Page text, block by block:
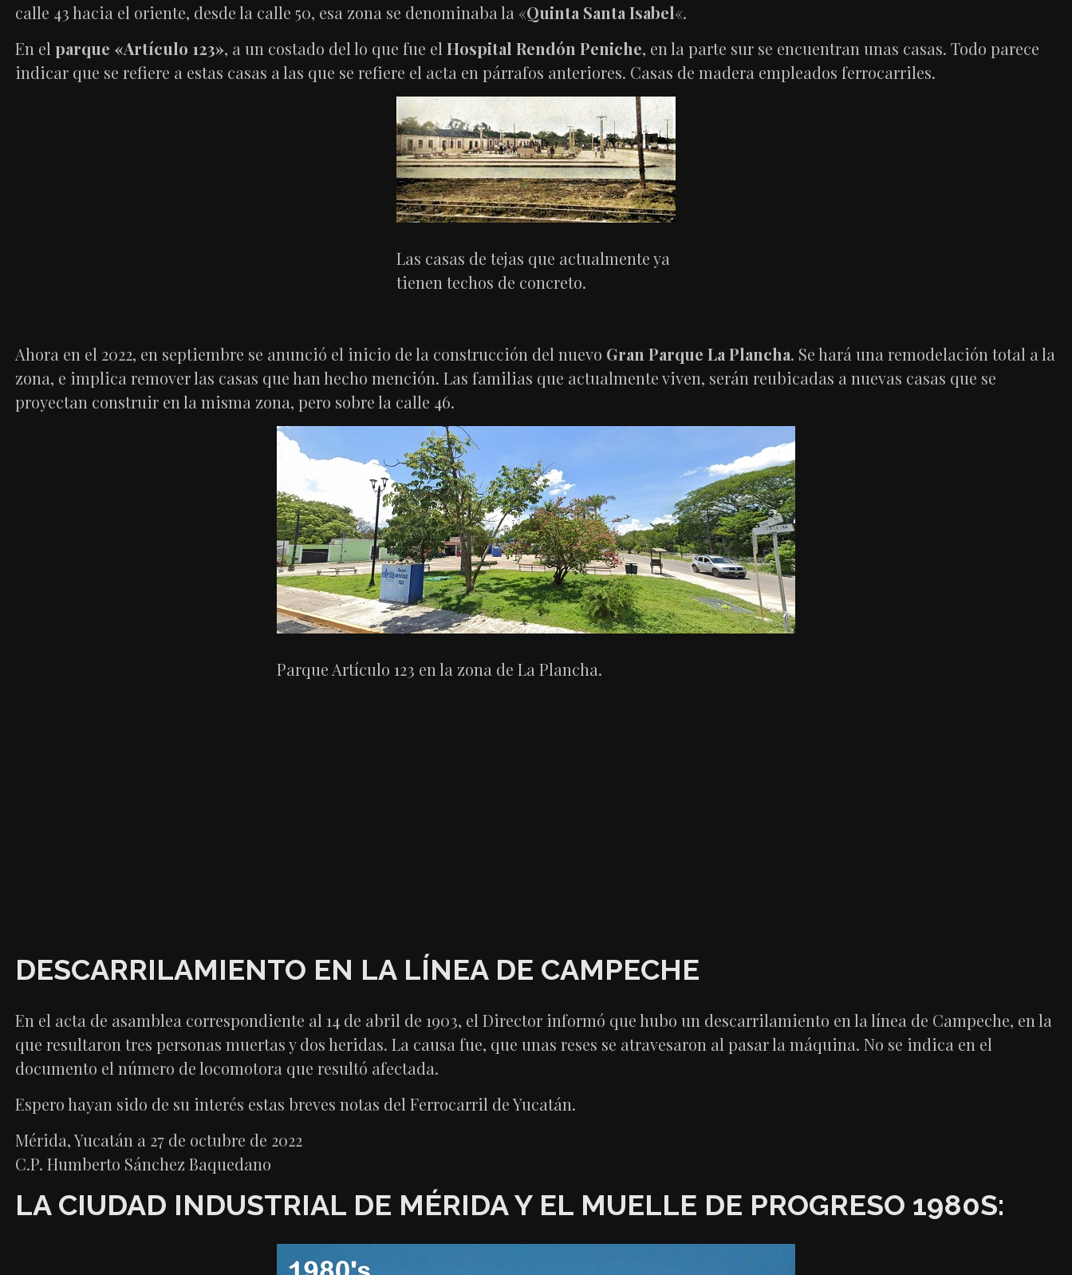
calle 43 hacia el oriente, desde la calle 50, esa zona se denominaba la «Quinta Santa Isabel«.
En el parque «Artículo 123», a un costado del lo que fue el Hospital Rendón Peniche, en la parte sur se encuentran unas casas. Todo parece
indicar que se refiere a estas casas a las que se refiere el acta en párrafos anteriores. Casas de madera empleados ferrocarriles.
Las casas de tejas que actualmente ya
tienen techos de concreto.
Ahora en el 2022, en septiembre se anunció el inicio de la construcción del nuevo Gran Parque La Plancha. Se hará una remodelación total a la
zona, e implica remover las casas que han hecho mención. Las familias que actualmente viven, serán reubicadas a nuevas casas que se
proyectan construir en la misma zona, pero sobre la calle 46.
Parque Artículo 123 en la zona de La Plancha.
DESCARRILAMIENTO EN LA LÍNEA DE CAMPECHE
En el acta de asamblea correspondiente al 14 de abril de 1903, el Director informó que hubo un descarrilamiento en la línea de Campeche, en la
que resultaron tres personas muertas y dos heridas. La causa fue, que unas reses se atravesaron al pasar la máquina. No se indica en el
documento el número de locomotora que resultó afectada.
Espero hayan sido de su interés estas breves notas del Ferrocarril de Yucatán.
Mérida, Yucatán a 27 de octubre de 2022
C.P. Humberto Sánchez Baquedano
LA CIUDAD INDUSTRIAL DE MÉRIDA Y EL MUELLE DE PROGRESO 1980S: